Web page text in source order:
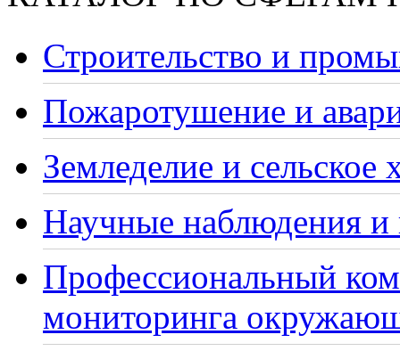
Строительство и
Пожаротушение и
Земледелие и сельское
Научные наблюдения и
Профессиональный
мониторинга